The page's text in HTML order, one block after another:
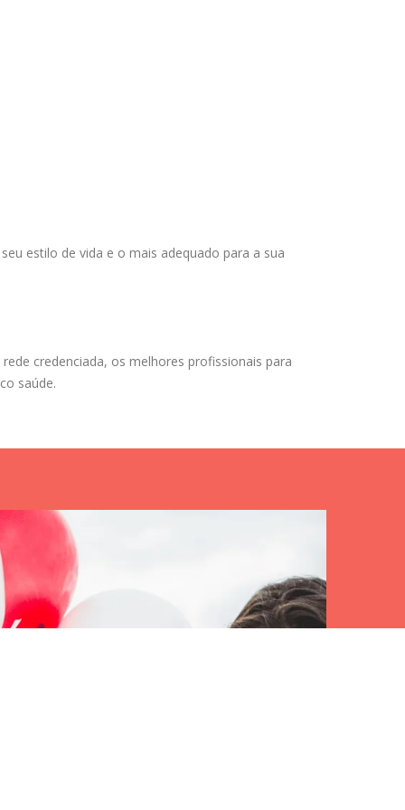
estilo de vida e o mais adequado para a sua
credenciada, os melhores profissionais para
saúde.